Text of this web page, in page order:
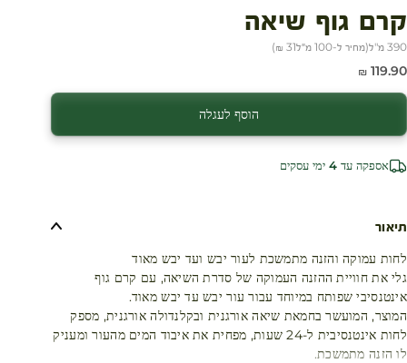
קרם גוף שיאה
390 מ"ל (מחיר ל-100 מ״ל 31 ₪
)
מחיר מבצע
119.90 ₪
הוסף לעגלה
אספקה עד 4 ימי עסקים
תיאור
לחות עמוקה והזנה מתמשכת לעור יבש ועד יבש מאוד
גלי את חוויית ההזנה העמוקה של סדרת השיאה, עם קרם גוף
אינטנסיבי שפותח במיוחד עבור עור יבש עד יבש מאוד.
המוצר, המועשר בחמאת שיאה אורגנית ובקלנדולה אורגנית, מספק
לחות אינטנסיבית ל-24 שעות, מפחית את איבוד המים מהעור ומעניק
לו הזנה מתמשכת.